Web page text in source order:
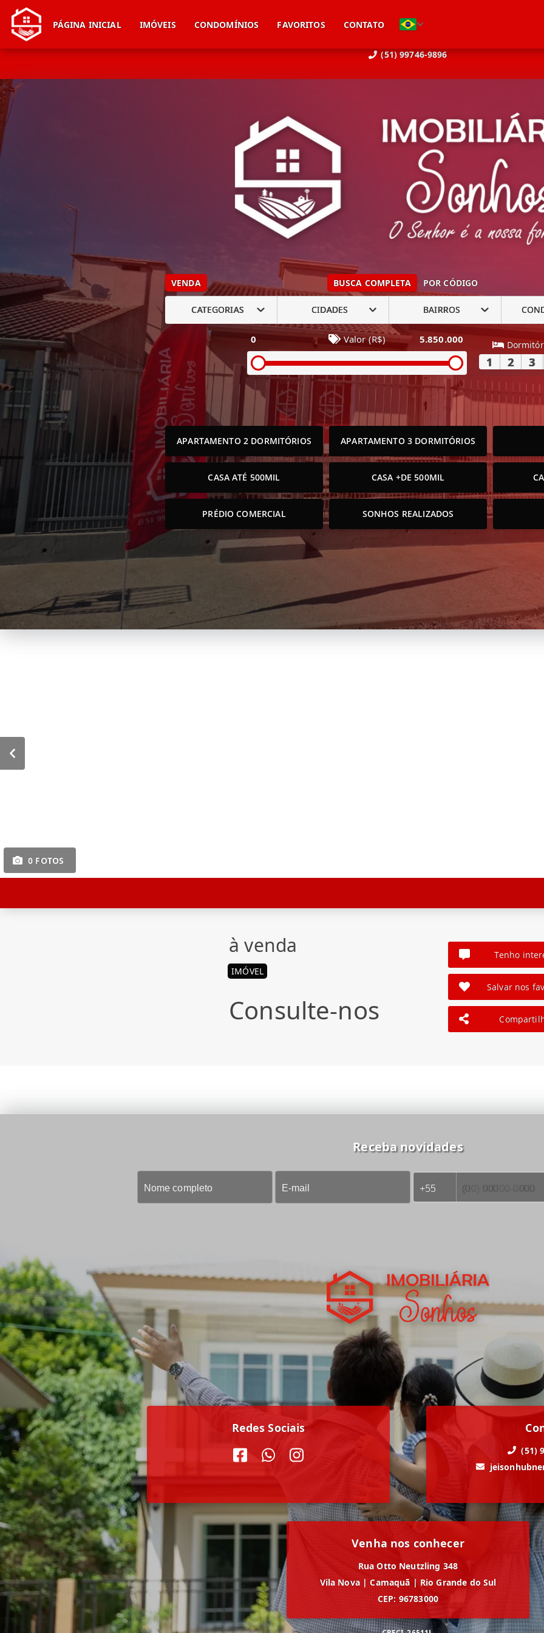
(51) 99746-9896
PÁGINA INICIAL IMÓVEIS CONDOMÍNIOS FAVORITOS CONTATO
VENDA BUSCA COMPLETA POR CÓDIGO
CATEGORIAS CIDADES BAIRROS
0 Valor (R$) 5.850.000
1 2 3
APARTAMENTO 2 DORMITÓRIOS APARTAMENTO 3 DORMITÓRIOS
CASA ATÉ 500MIL CASA +DE 500MIL
PRÉDIO COMERCIAL SONHOS REALIZADOS
0 FOTOS
à venda
IMÓVEL
Consulte-nos
Tenho
Salvar nos
Receba novidades
Redes Sociais
(51)
Venha nos conhecer
Rua Otto Neutzling 348
Vila Nova | Camaquã | Rio Grande do Sul
CEP: 96783000